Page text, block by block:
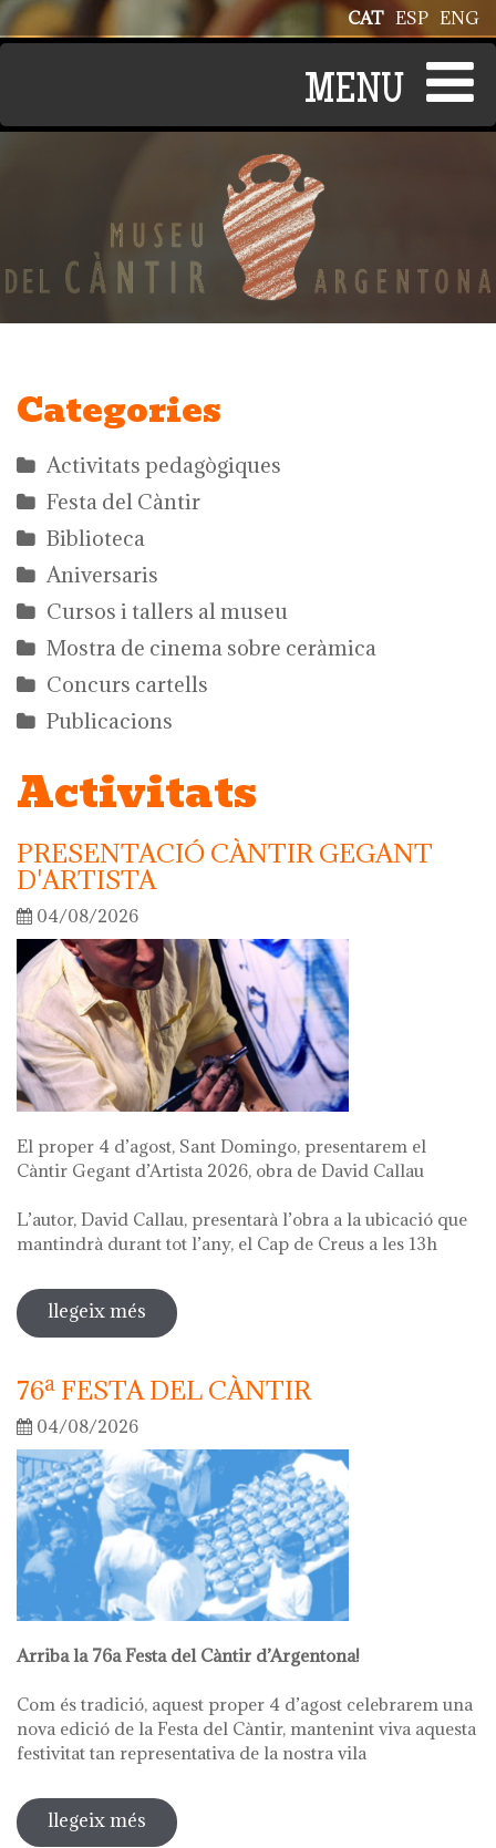
Vés al contingut ENG
ESP
CAT
Categories
Activitats pedagògiques
Festa del Càntir
Biblioteca
Aniversaris
Cursos i tallers al museu
Mostra de cinema sobre ceràmica
Concurs cartells
Publicacions
Activitats
PRESENTACIÓ CÀNTIR GEGANT
D'ARTISTA
04/08/2026
El proper 4 d’agost, Sant Domingo, presentarem el
Càntir Gegant d’Artista 2026, obra de David Callau
L’autor, David Callau, presentarà l’obra a la ubicació que
mantindrà durant tot l’any, el Cap de Creus a les 13h
llegeix més sobre presentació càntir gegant
d'artista
76ª FESTA DEL CÀNTIR
04/08/2026
Arriba la 76a Festa del Càntir d’Argentona!
Com és tradició, aquest proper 4 d’agost celebrarem una
nova edició de la Festa del Càntir, mantenint viva aquesta
festivitat tan representativa de la nostra vila
llegeix més sobre 76ª festa del càntir